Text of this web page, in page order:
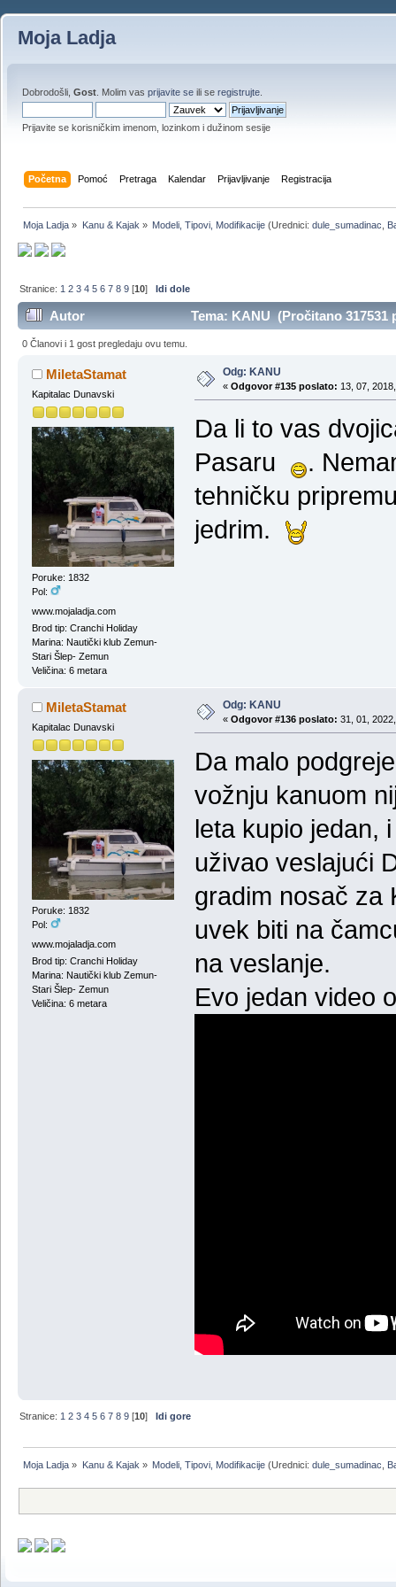
Moja Ladja
Dobrodošli, Gost . Molim vas prijavite se ili se registrujte
Prijavite se korisničkim imenom, lozinkom i dužinom sesije
Početna Pomoć Pretraga Kalendar Prijavljivanje Registracija
Moja Ladja » Kanu & Kajak » Modeli, Tipovi, Modifikacije(Urednici: dule_sumadinac
Stranice: 1 2 3 4 5 6 7 8 9 [10]Idi dole
Autor Tema: KANU (Pročitano 317531
0 Članovi i 1 gost pregledaju ovu temu.
MiletaStamat
Kapitalac Dunavski
Poruke: 1832
Pol:
www.mojaladja.com
Brod tip: Cranchi Holiday
Marina: Nautički klub Zemun-
Stari Šlep- Zemun
Veličina: 6 metara
Odg: KANU
« Odgovor #135 poslato: 13, 07,
Da li to vas
Pasaru
.
tehničku
jedrim.
MiletaStamat
Kapitalac Dunavski
Poruke: 1832
Pol:
www.mojaladja.com
Brod tip: Cranchi Holiday
Marina: Nautički klub Zemun-
Stari Šlep- Zemun
Veličina: 6 metara
Odg: KANU
« Odgovor #136 poslato: 31, 01,
Da malo
vožnju kanuom
leta kupio jedan,
uživao veslajući
gradim nosač za
uvek biti na
na veslanje.
Evo jedan video
Stranice: 1 2 3 4 5 6 7 8 9 [10]Idi gore
Moja Ladja » Kanu & Kajak » Modeli, Tipovi, Modifikacije(Urednici: dule_sumadinac